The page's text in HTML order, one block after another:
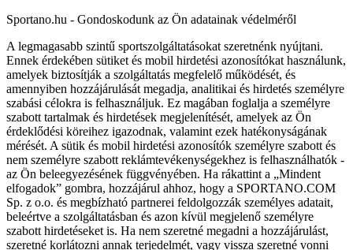
Sportano.hu - Gondoskodunk az Ön adatainak védelméről
A legmagasabb szintű sportszolgáltatásokat szeretnénk nyújtani.
Ennek érdekében sütiket és mobil hirdetési azonosítókat használunk,
amelyek biztosítják a szolgáltatás megfelelő működését, és
amennyiben hozzájárulását megadja, analitikai és hirdetés személyre
szabási célokra is felhasználjuk. Ez magában foglalja a személyre
szabott tartalmak és hirdetések megjelenítését, amelyek az Ön
érdeklődési köreihez igazodnak, valamint ezek hatékonyságának
mérését. A sütik és mobil hirdetési azonosítók személyre szabott és
nem személyre szabott reklámtevékenységekhez is felhasználhatók -
az Ön beleegyezésének függvényében. Ha rákattint a „Mindent
elfogadok” gombra, hozzájárul ahhoz, hogy a SPORTANO.COM
Sp. z o.o. és megbízható partnerei feldolgozzák személyes adatait,
beleértve a szolgáltatásban és azon kívül megjelenő személyre
szabott hirdetéseket is. Ha nem szeretné megadni a hozzájárulást,
szeretné korlátozni annak terjedelmét, vagy vissza szeretné vonni